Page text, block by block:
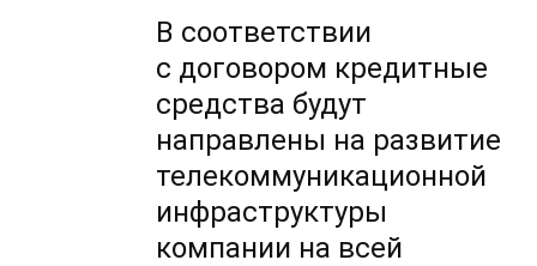
В соответствии
с договором кредитные
средства будут
направлены на развитие
телекоммуникационной
инфраструктуры
компании на всей